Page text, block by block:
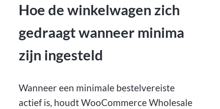
Hoe de winkelwagen zich
gedraagt wanneer minima
zijn ingesteld
Wanneer een minimale bestelvereiste
actief is, houdt WooCommerce Wholesale